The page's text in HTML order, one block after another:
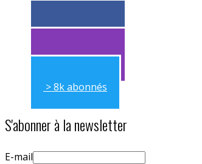
> 11k abonnés
> 11k abonnés
> 8k abonnés
S'abonner à la newsletter
E-mail